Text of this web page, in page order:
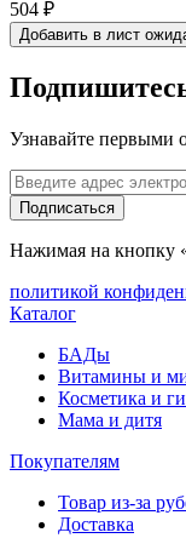
504 ₽
Добавить в лист
Узнавайте первыми
Подписаться
Нажимая на кнопку
политикой
Каталог
БАДы
Витамины и
Косметика и
Мама и дитя
Покупателям
Товар из-за
Доставка